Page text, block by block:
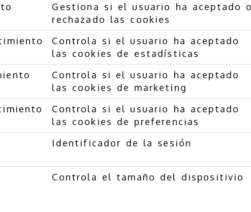
Gestiona si el usuario ha aceptado o
rechazado las cookies
Controla si el usuario ha aceptado
las cookies de estadísticas
Controla si el usuario ha aceptado
las cookies de marketing
Controla si el usuario ha aceptado
las cookies de preferencias
Identificador de la sesión
Controla el tamaño del dispositivio